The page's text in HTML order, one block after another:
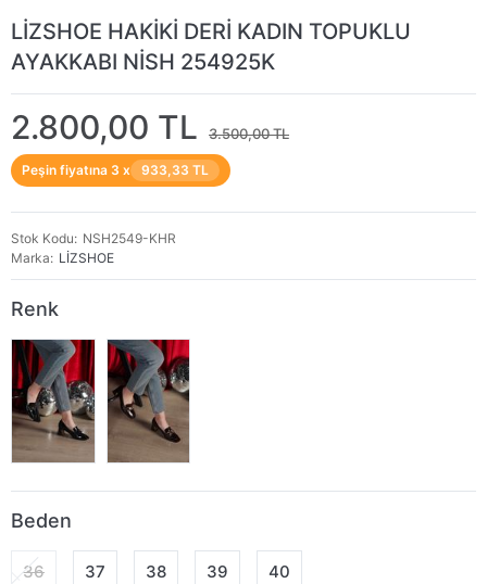
LİZSHOE HAKİKİ DERİ KADIN TOPUKLU
AYAKKABI NİSH 254925K
2.800,00 TL 3.500,00 TL
Peşin fiyatına 3 x 933,33 TL
Stok Kodu
NSH2549-KHR
Marka
LİZSHOE
Renk
Beden
36 37 38 39 40